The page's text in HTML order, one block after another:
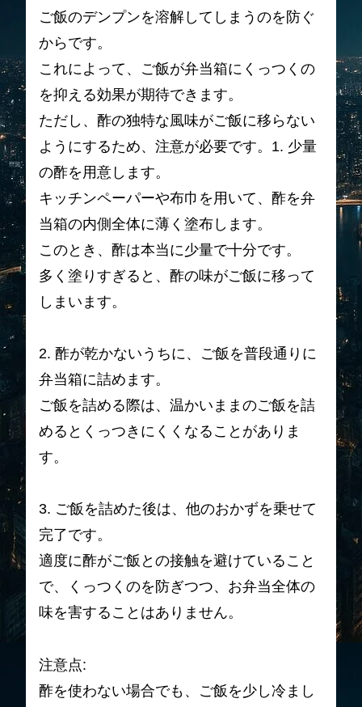
ご飯のデンプンを溶解してしまうのを防ぐ
からです。
これによって、ご飯が弁当箱にくっつくの
を抑える効果が期待できます。
ただし、酢の独特な風味がご飯に移らない
ようにするため、注意が必要です。1. 少量
の酢を用意します。
キッチンペーパーや布巾を用いて、酢を弁
当箱の内側全体に薄く塗布します。
このとき、酢は本当に少量で十分です。
多く塗りすぎると、酢の味がご飯に移って
しまいます。
2. 酢が乾かないうちに、ご飯を普段通りに
弁当箱に詰めます。
ご飯を詰める際は、温かいままのご飯を詰
めるとくっつきにくくなることがありま
す。
3. ご飯を詰めた後は、他のおかずを乗せて
完了です。
適度に酢がご飯との接触を避けていること
で、くっつくのを防ぎつつ、お弁当全体の
味を害することはありません。
注意点:
酢を使わない場合でも、ご飯を少し冷まし